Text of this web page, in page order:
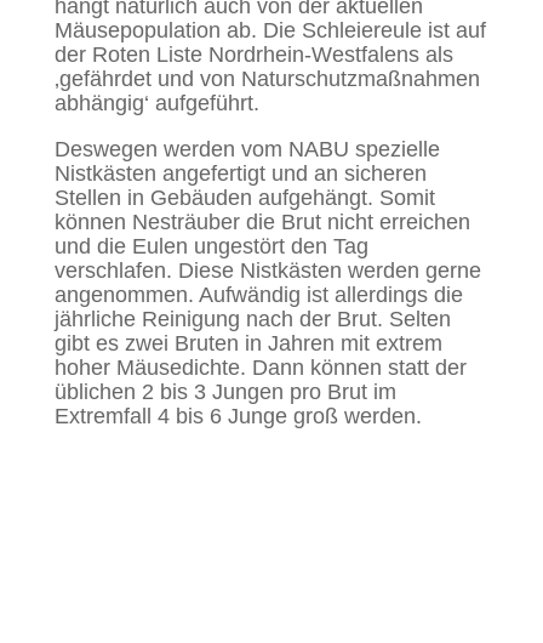
hängt natürlich auch von der aktuellen
Mäusepopulation ab. Die Schleiereule ist auf
der Roten Liste Nordrhein-Westfalens als
‚gefährdet und von Naturschutzmaßnahmen
abhängig‘ aufgeführt.
Deswegen werden vom NABU spezielle
Nistkästen angefertigt und an sicheren
Stellen in Gebäuden aufgehängt. Somit
können Nesträuber die Brut nicht erreichen
und die Eulen ungestört den Tag
verschlafen. Diese Nistkästen werden gerne
angenommen. Aufwändig ist allerdings die
jährliche Reinigung nach der Brut. Selten
gibt es zwei Bruten in Jahren mit extrem
hoher Mäusedichte. Dann können statt der
üblichen 2 bis 3 Jungen pro Brut im
Extremfall 4 bis 6 Junge groß werden.